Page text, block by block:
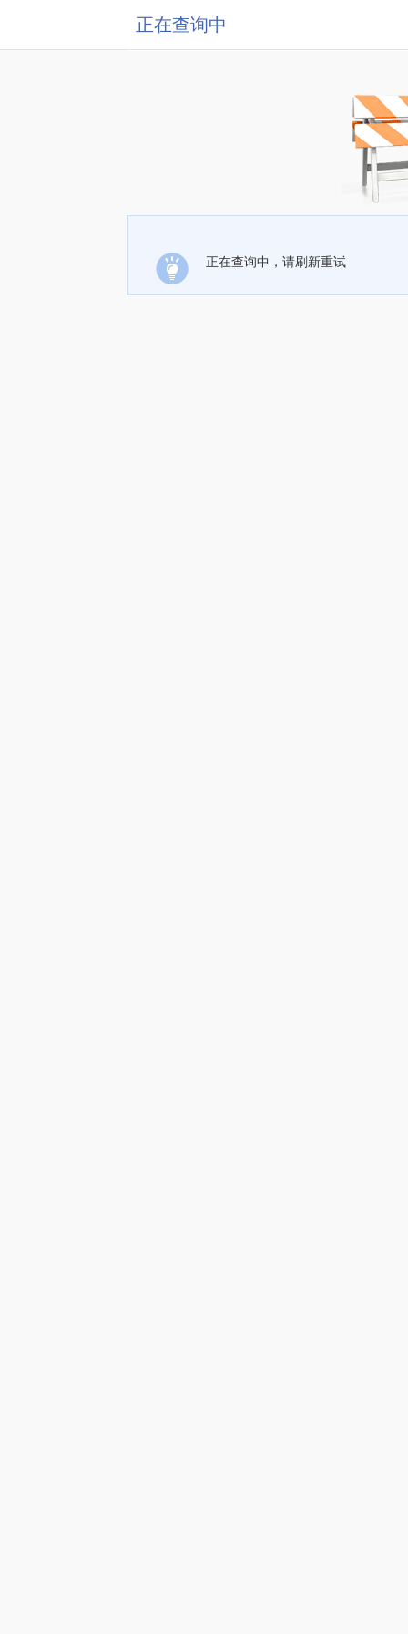
正在查询中
正在查询中，请刷新重试